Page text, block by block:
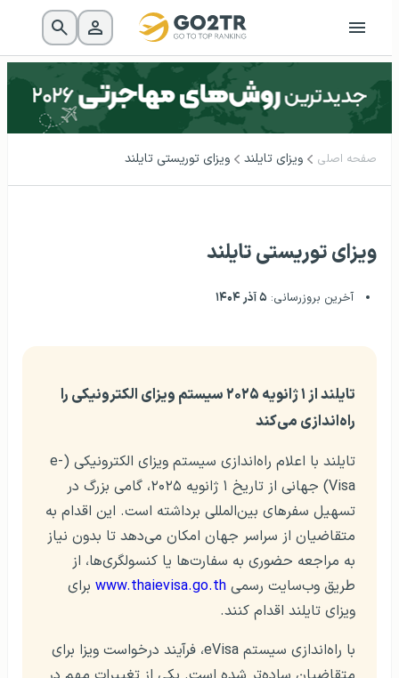
صفحه اصلی ویزای تایلند ویزای توریستی تایلند
ویزای توریستی تایلند
آخرین بروزرسانی: ۵ آذر ۱۴۰۴
تایلند از ۱ ژانویه ۲۰۲۵ سیستم ویزای الکترونیکی را
راه‌اندازی می‌کند
تایلند با اعلام راه‌اندازی سیستم ویزای الکترونیکی (e-
Visa) جهانی از تاریخ ۱ ژانویه ۲۰۲۵، گامی بزرگ در
تسهیل سفرهای بین‌المللی برداشته است. این اقدام به
متقاضیان از سراسر جهان امکان می‌دهد تا بدون نیاز
به مراجعه حضوری به سفارت‌ها یا کنسولگری‌ها، از
طریق وب‌سایت رسمی www.thaievisa.go.th برای
ویزای تایلند اقدام کنند.
با راه‌اندازی سیستم eVisa، فرآیند درخواست ویزا برای